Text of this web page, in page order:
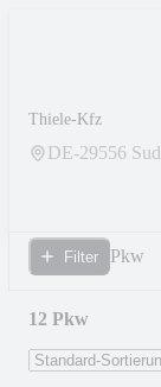
Thiele-Kfz
DE-29556
Filter Pkw
12 Pkw